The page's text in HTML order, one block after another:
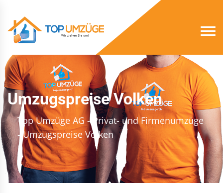
Umzugspreise Volken
Top Umzüge AG - Privat- und Firmenumzüge
- Umzugspreise Volken